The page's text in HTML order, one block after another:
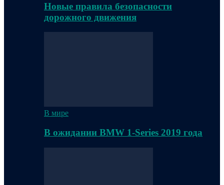
Новые правила безопасности
дорожного движения
В мире
В ожидании BMW 1-Series 2019 года